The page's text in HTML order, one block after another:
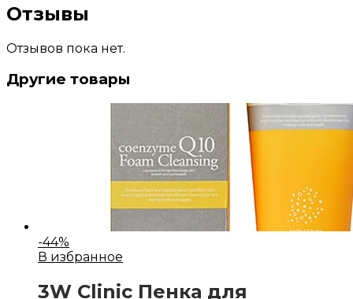
Отзывы
Отзывов пока нет.
Другие товары
-44%
В избранное
3W Clinic Пенка для